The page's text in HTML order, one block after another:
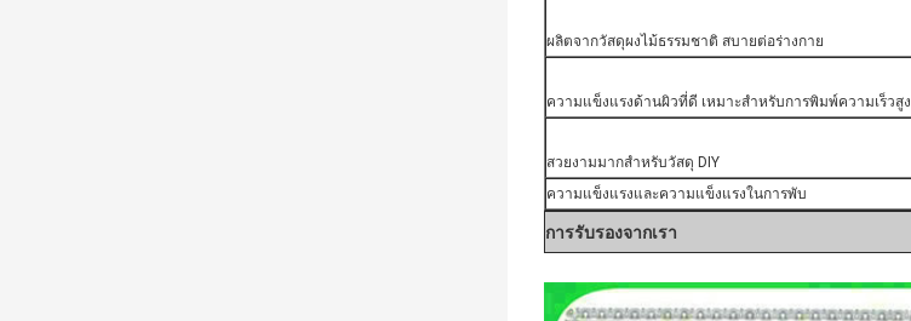
ผลิตจากวัสดุผงไม้ธรรมชาติ สบายต่อร่างกาย
ความแข็งแรงด้านผิวที่ดี เหมาะสําหรับการพิมพ์ความเร็วสูง
สวยงามมากสําหรับวัสดุ DIY
ความแข็งแรงและความแข็งแรงในการพับ
การรับรองจากเรา